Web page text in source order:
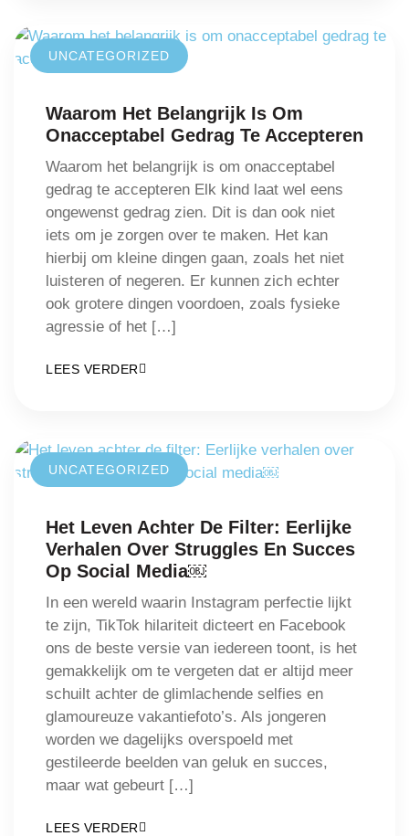
UNCATEGORIZED
Waarom Het Belangrijk Is Om
Onacceptabel Gedrag Te Accepteren
Waarom het belangrijk is om onacceptabel
gedrag te accepteren Elk kind laat wel eens
ongewenst gedrag zien. Dit is dan ook niet
iets om je zorgen over te maken. Het kan
hierbij om kleine dingen gaan, zoals het niet
luisteren of negeren. Er kunnen zich echter
ook grotere dingen voordoen, zoals fysieke
agressie of het […]
LEES VERDER
UNCATEGORIZED
Het Leven Achter De Filter: Eerlijke
Verhalen Over Struggles En Succes
Op Social Media￼
In een wereld waarin Instagram perfectie lijkt
te zijn, TikTok hilariteit dicteert en Facebook
ons de beste versie van iedereen toont, is het
gemakkelijk om te vergeten dat er altijd meer
schuilt achter de glimlachende selfies en
glamoureuze vakantiefoto’s. Als jongeren
worden we dagelijks overspoeld met
gestileerde beelden van geluk en succes,
maar wat gebeurt […]
LEES VERDER